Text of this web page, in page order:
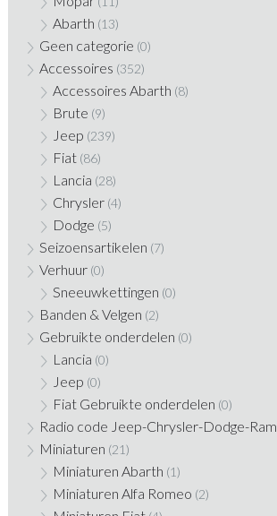
Abarth (13)
Geen categorie (0)
Accessoires (352)
Accessoires Abarth (8)
Brute (9)
Jeep (239)
Fiat (86)
Lancia (28)
Chrysler (4)
Dodge (5)
Seizoensartikelen (7)
Verhuur (0)
Sneeuwkettingen (0)
Banden & Velgen (2)
Gebruikte onderdelen (0)
Lancia (0)
Jeep (0)
Fiat Gebruikte onderdelen (0)
Radio code Jeep-Chrysler-Dodge-Ram
Miniaturen (21)
Miniaturen Abarth (1)
Miniaturen Alfa Romeo (2)